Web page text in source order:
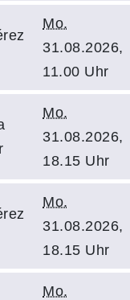
Mo.
31.08.2026,
11.00 Uhr
Mo.
31.08.2026,
18.15 Uhr
Mo.
31.08.2026,
18.15 Uhr
Mo.